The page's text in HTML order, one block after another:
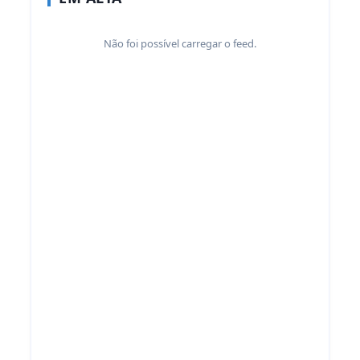
Não foi possível carregar o feed.